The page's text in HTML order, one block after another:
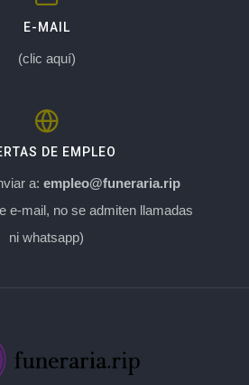
E-MAIL
(clic aquí)
DE EMPLEO
a:empleo@funeraria.rip
e-mail, no se admiten llamadas
ni whatsapp)